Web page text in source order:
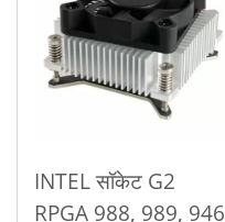
INTEL सॉकेट G2
RPGA 988, 989, 946